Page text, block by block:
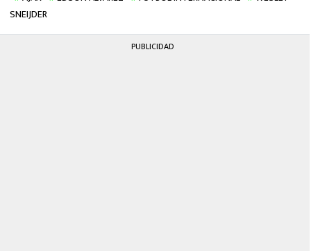
SNEIJDER
PUBLICIDAD